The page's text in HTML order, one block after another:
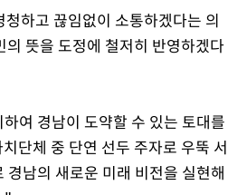
하고 끊임없이 소통하겠다는 의
뜻을 도정에 철저히 반영하겠다
여 경남이 도약할 수 있는 토대를
단체 중 단연 선두 주자로 우뚝 서
남의 새로운 미래 비전을 실현해